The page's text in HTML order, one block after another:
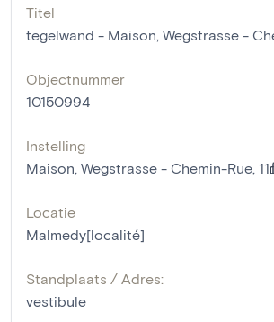
Titel
tegelwand - Maison, Wegstrasse -
Objectnummer
10150994
Instelling
Maison, Wegstrasse - Chemin-Rue, 11
Locatie
Malmedy[localité]
Standplaats / Adres:
vestibule